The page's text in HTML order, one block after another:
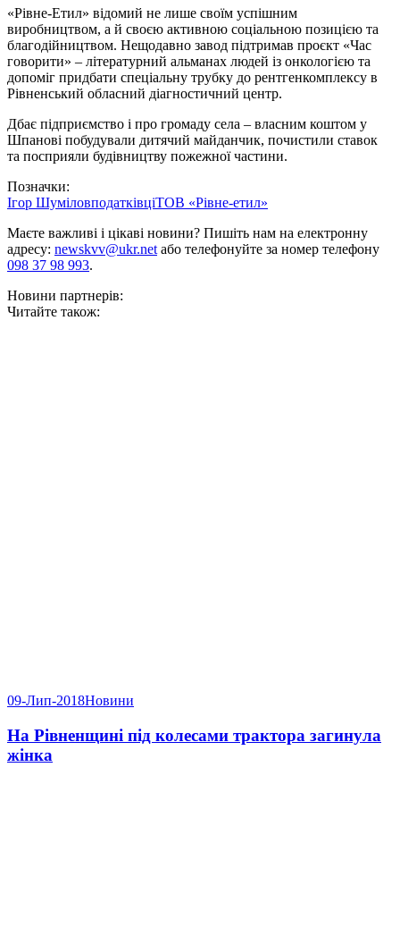
«Рівне-Етил» відомий не лише своїм успішним
виробництвом, а й своєю активною соціальною позицією та
благодійництвом. Нещодавно завод підтримав проєкт «Час
говорити» – літературний альманах людей із онкологією та
допоміг придбати спеціальну трубку до рентгенкомплексу в
Рівненський обласний діагностичний центр.
Дбає підприємство і про громаду села – власним коштом у
Шпанові побудували дитячий майданчик, почистили ставок
та посприяли будівництву пожежної частини.
Позначки:
Ігор ШуміловподатківціТОВ «Рівне-етил»
Маєте важливі і цікаві новини? Пишіть нам на електронну
адресу: newskvv@ukr.net або телефонуйте за номер телефону
098 37 98 993.
Новини партнерів:
Читайте також:
09-Лип-2018Новини
На Рівненщині під колесами трактора загинула
жінка